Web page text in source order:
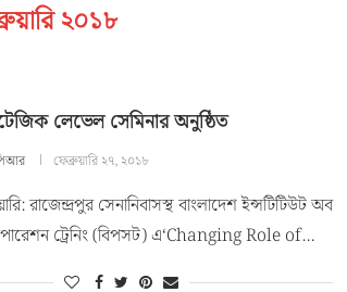
২০১৮
লেভেল সেমিনার অনুষ্ঠিত
ফেব্রুয়ারি ২৭, ২০১৮
রাজেন্দ্রপুর সেনানিবাসস্থ বাংলাদেশ ইন্সটিটিউট অব
ট্রেনিং (বিপসট) এ‘Changing Role of…